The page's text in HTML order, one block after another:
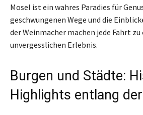
Mosel ist ein wahres Paradies für
geschwungenen Wege und die
der Weinmacher machen jede Fahrt zu
unvergesslichen Erlebnis.
Burgen und Städte:
Highlights entlang